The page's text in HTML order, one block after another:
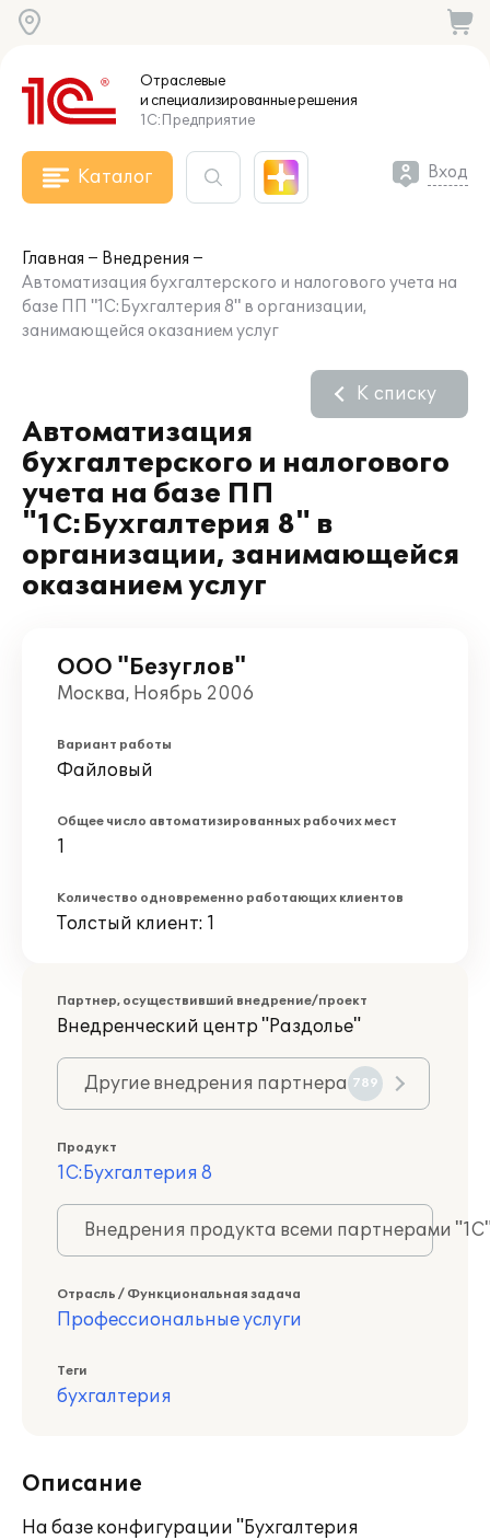
Отраслевые
и специализированныерешения
1С:Предприятие
Каталог Вход
Главная
Внедрения
Автоматизация бухгалтерского и налогового учета на
базе ПП "1С:Бухгалтерия 8" в организации,
занимающейся оказанием услуг
Автоматизация
бухгалтерского и налогового
учета на базе ПП
"1С:Бухгалтерия 8" в
организации, занимающейся
оказанием услуг
К списку
ООО "Безуглов"
Москва, Ноябрь 2006
Вариант работы
Файловый
Общее число автоматизированных рабочих мест
1
Количество одновременно работающих клиентов
Толстый клиент: 1
Партнер, осуществивший внедрение/проект
Внедренческий центр "Раздолье"
Другие внедрения партнера 789
Продукт
1С:Бухгалтерия 8
Внедрения продукта всеми партнерами
Отрасль / Функциональная задача
Профессиональные услуги
Теги
бухгалтерия
Описание
На базе конфигурации "Бухгалтерия